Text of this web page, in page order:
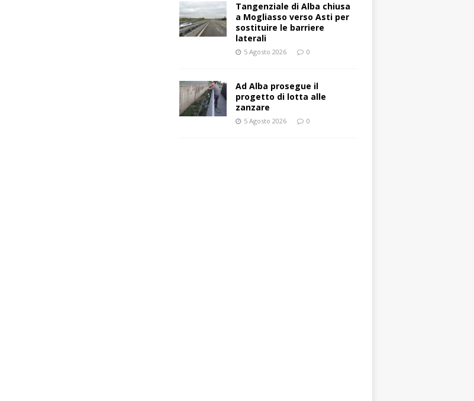
Tangenziale di Alba chiusa
a Mogliasso verso Asti per
sostituire le barriere
laterali
5 Agosto 2026 0
Ad Alba prosegue il
progetto di lotta alle
zanzare
5 Agosto 2026 0